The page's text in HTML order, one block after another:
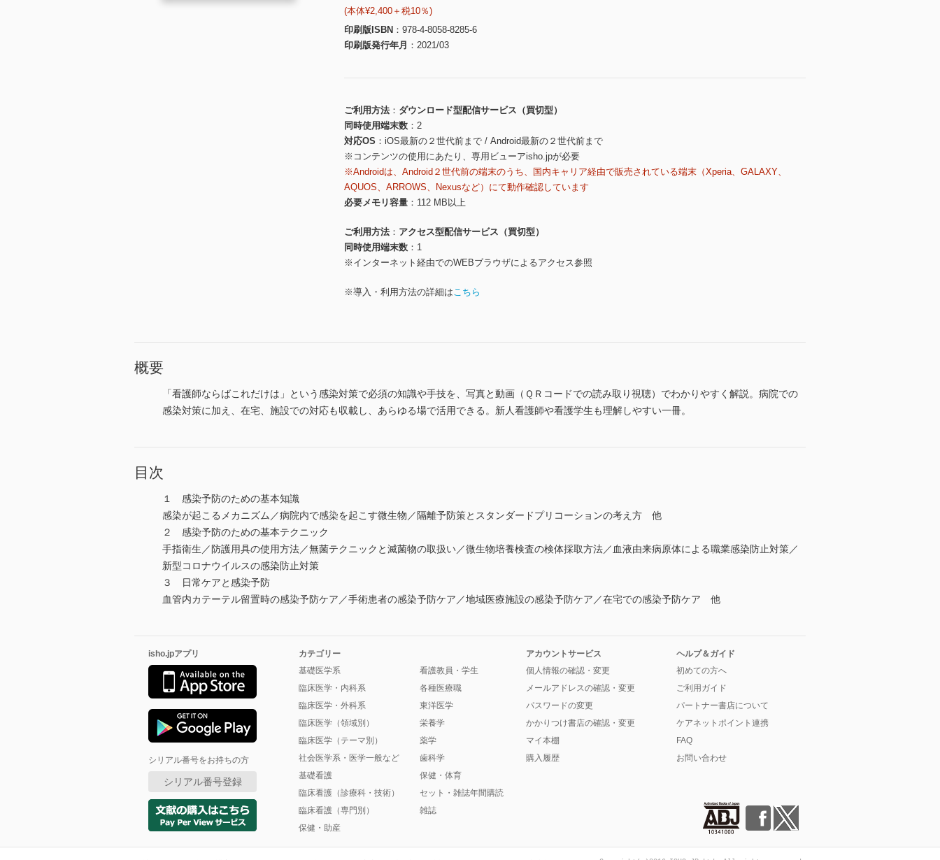
(本体¥2,400＋税10％)
印刷版ISBN
978-4-8058-8285-6
印刷版発行年月
2021/03
ご利用方法
ダウンロード型配信サービス（買切型）
同時使用端末数
2
対応OS
iOS最新の２世代前まで / Android最新の２世代前まで
※コンテンツの使用にあたり、専用ビューアisho.jpが必要
※Androidは、Android２世代前の端末のうち、国内キャリア経由で販売されている端末（Xperia、GALAXY、
AQUOS、ARROWS、Nexusなど）にて動作確認しています
必要メモリ容量
112 MB以上
ご利用方法
アクセス型配信サービス（買切型）
同時使用端末数
1
※インターネット経由でのWEBブラウザによるアクセス参照
※導入・利用方法の詳細はこちら
概要
「看護師ならばこれだけは」という感染対策で必須の知識や手技を、写真と動画（ＱＲコードでの読み取り視聴）でわかりやすく解説。病院での
感染対策に加え、在宅、施設での対応も収載し、あらゆる場で活用できる。新人看護師や看護学生も理解しやすい一冊。
目次
１ 感染予防のための基本知識
感染が起こるメカニズム／病院内で感染を起こす微生物／隔離予防策とスタンダードプリコーションの考え方 他
２ 感染予防のための基本テクニック
手指衛生／防護用具の使用方法／無菌テクニックと滅菌物の取扱い／微生物培養検査の検体採取方法／血液由来病原体による職業感染防止対策／
新型コロナウイルスの感染防止対策
３ 日常ケアと感染予防
血管内カテーテル留置時の感染予防ケア／手術患者の感染予防ケア／地域医療施設の感染予防ケア／在宅での感染予防ケア 他
isho.jpアプリ
シリアル番号をお持ちの方
シリアル番号登録
カテゴリー
基礎医学系
臨床医学・内科系
臨床医学・外科系
臨床医学（領域別）
臨床医学（テーマ別）
社会医学系・医学一般など
基礎看護
臨床看護（診療科・技術）
臨床看護（専門別）
保健・助産
看護教員・学生
各種医療職
東洋医学
栄養学
薬学
歯科学
保健・体育
セット・雑誌年間購読
雑誌
アカウントサービス
個人情報の確認・変更
メールアドレスの確認・変更
パスワードの変更
かかりつけ書店の確認・変更
マイ本棚
購入履歴
ヘルプ＆ガイド
初めての方へ
ご利用ガイド
パートナー書店について
ケアネットポイント連携
FAQ
お問い合わせ